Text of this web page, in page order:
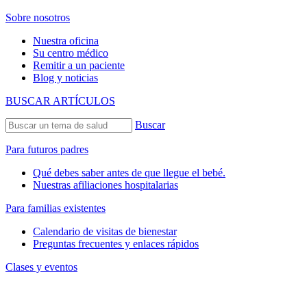
Sobre nosotros
Nuestra oficina
Su centro médico
Remitir a un paciente
Blog y noticias
BUSCAR ARTÍCULOS
Buscar
Para futuros padres
Qué debes saber antes de que llegue el bebé.
Nuestras afiliaciones hospitalarias
Para familias existentes
Calendario de visitas de bienestar
Preguntas frecuentes y enlaces rápidos
Clases y eventos